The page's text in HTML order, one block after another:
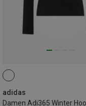
adidas
XS